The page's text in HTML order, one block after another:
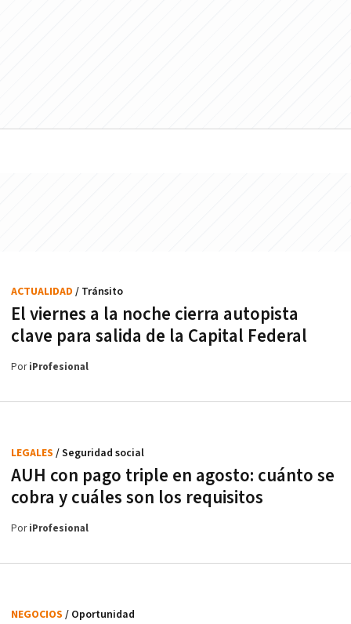
El viernes a la noche cierra autopista
clave para salida de la Capital Federal
ACTUALIDAD / Tránsito
PoriProfesional
AUH con pago triple en agosto: cuánto se
cobra y cuáles son los requisitos
LEGALES / Seguridad social
PoriProfesional
NEGOCIOS / Oportunidad